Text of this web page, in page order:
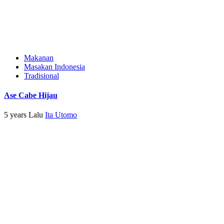
Makanan
Masakan Indonesia
Tradisional
Ase Cabe Hijau
5 years Lalu Ita Utomo